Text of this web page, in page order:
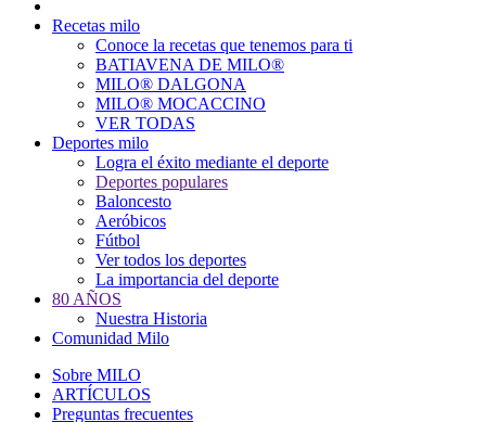
Recetas milo
Conoce la recetas que tenemos para ti
BATIAVENA DE MILO®
MILO® DALGONA
MILO® MOCACCINO
VER TODAS
Deportes milo
Logra el éxito mediante el deporte
Deportes populares
Baloncesto
Aeróbicos
Fútbol
Ver todos los deportes
La importancia del deporte
80 AÑOS
Nuestra Historia
Comunidad Milo
Sobre MILO
ARTÍCULOS
Preguntas frecuentes